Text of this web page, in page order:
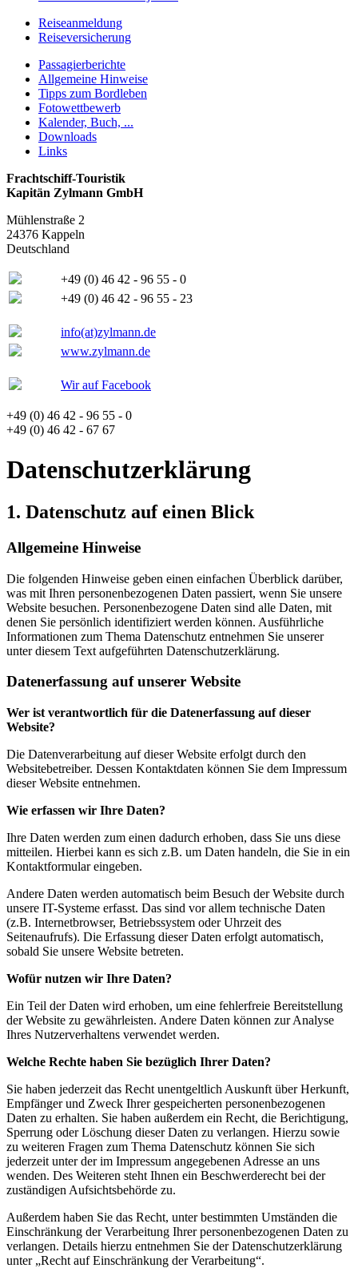
Reiseanmeldung
Reiseversicherung
Passagierberichte
Allgemeine Hinweise
Tipps zum Bordleben
Fotowettbewerb
Kalender, Buch, ...
Downloads
Links
Frachtschiff-Touristik
Kapitän Zylmann GmbH
Mühlenstraße 2
24376 Kappeln
Deutschland
+49 (0) 46 42 - 96 55 - 0
+49 (0) 46 42 - 96 55 - 23
info(at)zylmann.de
www.zylmann.de
Wir auf Facebook
+49 (0) 46 42 - 96 55 - 0
+49 (0) 46 42 - 67 67
Datenschutzerklärung
1. Datenschutz auf einen Blick
Allgemeine Hinweise
Die folgenden Hinweise geben einen einfachen Überblick darüber,
was mit Ihren personenbezogenen Daten passiert, wenn Sie unsere
Website besuchen. Personenbezogene Daten sind alle Daten, mit
denen Sie persönlich identifiziert werden können. Ausführliche
Informationen zum Thema Datenschutz entnehmen Sie unserer
unter diesem Text aufgeführten Datenschutzerklärung.
Datenerfassung auf unserer Website
Wer ist verantwortlich für die Datenerfassung auf dieser
Website?
Die Datenverarbeitung auf dieser Website erfolgt durch den
Websitebetreiber. Dessen Kontaktdaten können Sie dem Impressum
dieser Website entnehmen.
Wie erfassen wir Ihre Daten?
Ihre Daten werden zum einen dadurch erhoben, dass Sie uns diese
mitteilen. Hierbei kann es sich z.B. um Daten handeln, die Sie in ein
Kontaktformular eingeben.
Andere Daten werden automatisch beim Besuch der Website durch
unsere IT-Systeme erfasst. Das sind vor allem technische Daten
(z.B. Internetbrowser, Betriebssystem oder Uhrzeit des
Seitenaufrufs). Die Erfassung dieser Daten erfolgt automatisch,
sobald Sie unsere Website betreten.
Wofür nutzen wir Ihre Daten?
Ein Teil der Daten wird erhoben, um eine fehlerfreie Bereitstellung
der Website zu gewährleisten. Andere Daten können zur Analyse
Ihres Nutzerverhaltens verwendet werden.
Welche Rechte haben Sie bezüglich Ihrer Daten?
Sie haben jederzeit das Recht unentgeltlich Auskunft über Herkunft,
Empfänger und Zweck Ihrer gespeicherten personenbezogenen
Daten zu erhalten. Sie haben außerdem ein Recht, die Berichtigung,
Sperrung oder Löschung dieser Daten zu verlangen. Hierzu sowie
zu weiteren Fragen zum Thema Datenschutz können Sie sich
jederzeit unter der im Impressum angegebenen Adresse an uns
wenden. Des Weiteren steht Ihnen ein Beschwerderecht bei der
zuständigen Aufsichtsbehörde zu.
Außerdem haben Sie das Recht, unter bestimmten Umständen die
Einschränkung der Verarbeitung Ihrer personenbezogenen Daten zu
verlangen. Details hierzu entnehmen Sie der Datenschutzerklärung
unter „Recht auf Einschränkung der Verarbeitung“.